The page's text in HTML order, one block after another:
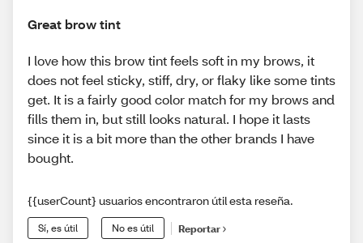
Great brow tint
I love how this brow tint feels soft in my brows, it
does not feel sticky, stiff, dry, or flaky like some tints
get. It is a fairly good color match for my brows and
fills them in, but still looks natural. I hope it lasts
since it is a bit more than the other brands I have
bought.
{{userCount} usuarios encontraron útil esta reseña.
Sí, es útil No es útil Reportar